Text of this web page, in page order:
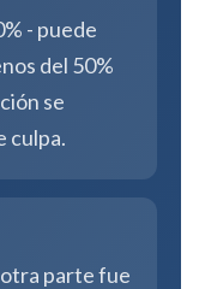
- puede
del 50%
se
culpa.
parte fue